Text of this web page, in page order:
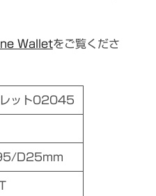
Walletをご覧くださ
レット02045
D25mm